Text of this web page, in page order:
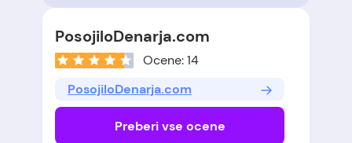
PosojiloDenarja.com
Ocene: 14
PosojiloDenarja.com
Preberi vse ocene